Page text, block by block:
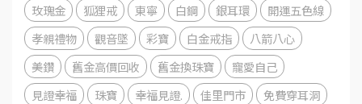
玫瑰金
狐狸戒 東寧 白鋼 銀耳環
開運五色線
孝親禮物
觀音墜 彩寶 白金戒指
八箭八心
美鑽
舊金高價回收 舊金換珠寶
寵愛自己
見證幸福
珠寶 幸福見證. 佳里門市
免費穿耳洞